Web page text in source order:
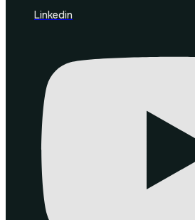
Linkedin